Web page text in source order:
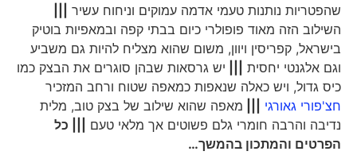
שהפטריות נותנות טעמי אדמה עמוקים וניחוח עשיר|||
השילוב הזה מאוד פופולרי כיום בבתי קפה ובמאפיות בוטיק
בישראל, קפריסין ויוון, משום שהוא מצליח להיות גם משביע
וגם אלגנטי יחסית|||
יש גרסאות שבהן סוגרים את הבצק כמו
כיס גדול, ויש כאלה שנאפות כמאפה שטוח ורחב המזכיר
חצ'פורי גאורגי |||
מאפה שהוא שילוב של בצק טוב, מלית
נדיבה והרבה חומרי גלם פשוטים אך מלאי טעם||| כל
הפרטים והמתכון בהמשך…